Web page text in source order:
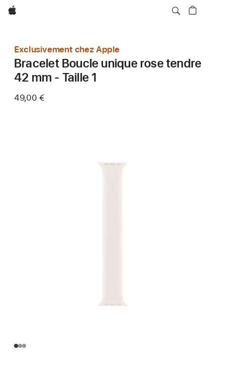
Apple
Exclusivement chez Apple
Bracelet Boucle unique rose tendre
42 mm - Taille 1
49,00 €